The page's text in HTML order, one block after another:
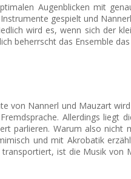
Augenblicken mit
gespielt und
wird es, wenn sich der
beherrscht das Ensemble
von Nannerl und Mauzart
Allerdings liegt
parlieren. Warum also nicht
und mit Akrobatik
ist die Musik von